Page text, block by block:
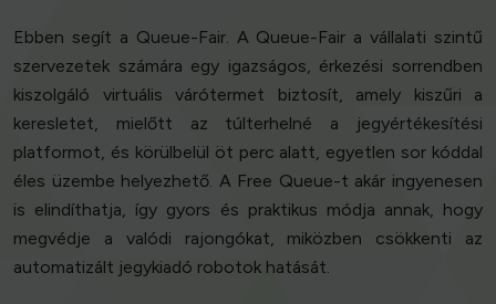
Ebben segít a Queue-Fair. A Queue-Fair a vállalati szintű
szervezetek számára egy igazságos, érkezési sorrendben
kiszolgáló virtuális várótermet biztosít, amely kiszűri a
keresletet, mielőtt az túlterhelné a jegyértékesítési
platformot, és körülbelül öt perc alatt, egyetlen sor kóddal
éles üzembe helyezhető. A Free Queue-t akár ingyenesen
is elindíthatja, így gyors és praktikus módja annak, hogy
megvédje a valódi rajongókat, miközben csökkenti az
automatizált jegykiadó robotok hatását.